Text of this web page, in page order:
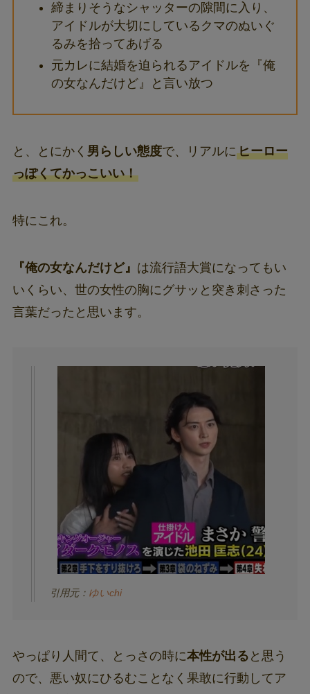
締まりそうなシャッターの隙間に入り、
アイドルが大切にしているクマのぬいぐ
るみを拾ってあげる
元カレに結婚を迫られるアイドルを『俺
の女なんだけど』と言い放つ
と、とにかく 男らしい態度で、リアルにヒーロー
っぽくてかっこいい！
特にこれ。
『俺の女なんだけど』 は流行語大賞になってもい
いくらい、世の女性の胸にグサッと突き刺さった
言葉だったと思います。
引用元： ゆいchi
やっぱり人間て、とっさの時に本性が出る と思う
ので、悪い奴にひるむことなく果敢に行動してア